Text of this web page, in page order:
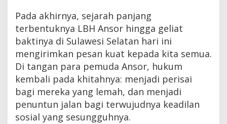
Pada akhirnya, sejarah panjang
terbentuknya LBH Ansor hingga geliat
baktinya di Sulawesi Selatan hari ini
mengirimkan pesan kuat kepada kita semua.
Di tangan para pemuda Ansor, hukum
kembali pada khitahnya: menjadi perisai
bagi mereka yang lemah, dan menjadi
penuntun jalan bagi terwujudnya keadilan
sosial yang sesungguhnya.